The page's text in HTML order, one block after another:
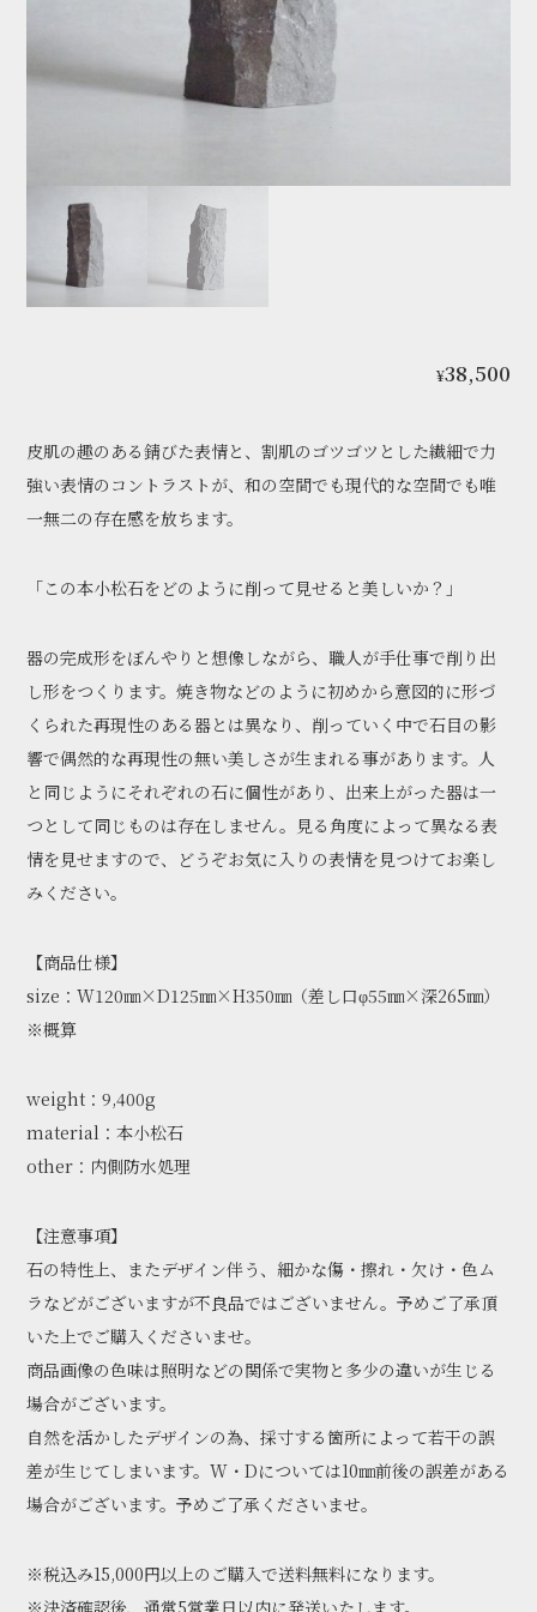
¥38,500
皮肌の趣のある錆びた表情と、割肌のゴツゴツとした繊細で力
強い表情のコントラストが、和の空間でも現代的な空間でも唯
一無二の存在感を放ちます。
「この本小松石をどのように削って見せると美しいか？」
器の完成形をぼんやりと想像しながら、職人が手仕事で削り出
し形をつくります。焼き物などのように初めから意図的に形づ
くられた再現性のある器とは異なり、削っていく中で石目の影
響で偶然的な再現性の無い美しさが生まれる事があります。人
と同じようにそれぞれの石に個性があり、出来上がった器は一
つとして同じものは存在しません。見る角度によって異なる表
情を見せますので、どうぞお気に入りの表情を見つけてお楽し
みください。
【商品仕様】
size：W120㎜×D125㎜×H350㎜（差し口φ55㎜×深265㎜）
※概算
weight：9,400g
material：本小松石
other：内側防水処理
【注意事項】
石の特性上、またデザイン伴う、細かな傷・擦れ・欠け・色ム
ラなどがございますが不良品ではございません。予めご了承頂
いた上でご購入くださいませ。
商品画像の色味は照明などの関係で実物と多少の違いが生じる
場合がございます。
自然を活かしたデザインの為、採寸する箇所によって若干の誤
差が生じてしまいます。W・Dについては10㎜前後の誤差がある
場合がございます。予めご了承くださいませ。
※税込み15,000円以上のご購入で送料無料になります。
※決済確認後、通常5営業日以内に発送いたします。